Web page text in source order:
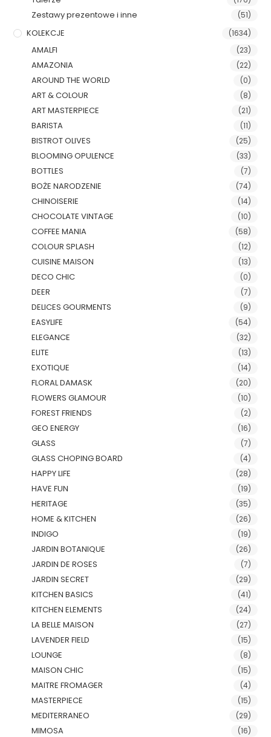
Zestawy prezentowe i inne (51)
KOLEKCJE (1634)
AMALFI (23)
AMAZONIA (22)
AROUND THE WORLD (0)
ART & COLOUR (8)
ART MASTERPIECE (21)
BARISTA (11)
BISTROT OLIVES (25)
BLOOMING OPULENCE (33)
BOTTLES (7)
BOŻE NARODZENIE (74)
CHINOISERIE (14)
CHOCOLATE VINTAGE (10)
COFFEE MANIA (58)
COLOUR SPLASH (12)
CUISINE MAISON (13)
DECO CHIC (0)
DEER (7)
DELICES GOURMENTS (9)
EASYLIFE (54)
ELEGANCE (32)
ELITE (13)
EXOTIQUE (14)
FLORAL DAMASK (20)
FLOWERS GLAMOUR (10)
FOREST FRIENDS (2)
GEO ENERGY (16)
GLASS (7)
GLASS CHOPING BOARD (4)
HAPPY LIFE (28)
HAVE FUN (19)
HERITAGE (35)
HOME & KITCHEN (26)
INDIGO (19)
JARDIN BOTANIQUE (26)
JARDIN DE ROSES (7)
JARDIN SECRET (29)
KITCHEN BASICS (41)
KITCHEN ELEMENTS (24)
LA BELLE MAISON (27)
LAVENDER FIELD (15)
LOUNGE (8)
MAISON CHIC (15)
MAITRE FROMAGER (4)
MASTERPIECE (15)
MEDITERRANEO (29)
MIMOSA (16)